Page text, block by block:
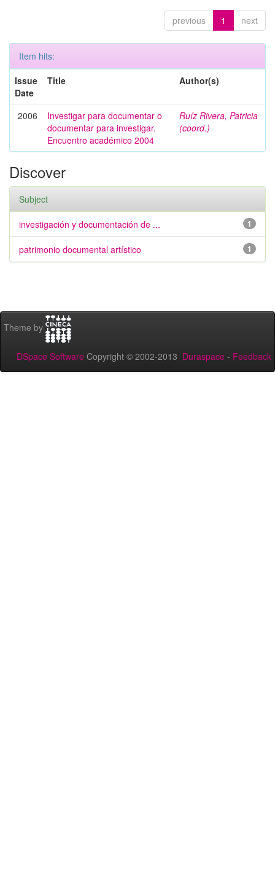
previous 1 next
Item hits:
Issue
Date
Title Author(s)
2006
Investigar para documentar o
documentar para investigar.
Encuentro académico 2004
Ruíz Rivera, Patricia
(coord.)
Discover
Subject
1
investigación y documentación de ...
1
patrimonio documental artístico
Theme by
DSpace Software Copyright © 2002-2013 Duraspace - Feedback